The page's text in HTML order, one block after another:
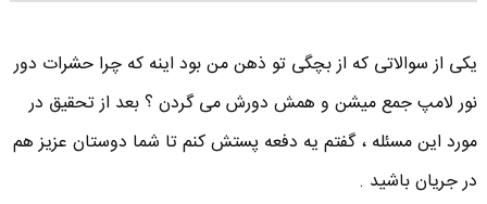
یکی از سوالاتی که از بچگی تو ذهن من بود اینه که چرا حشرات دور
نور لامپ جمع میشن و همش دورش می گردن ؟ بعد از تحقیق در
مورد این مسئله ، گفتم یه دفعه پستش کنم تا شما دوستان عزیز هم
در جریان باشید .